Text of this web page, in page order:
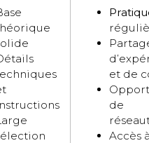
et de
de
Accès